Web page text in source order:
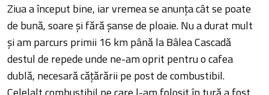
Ziua a început bine, iar vremea se anunța cât se poate
de bună, soare și fără șanse de ploaie. Nu a durat mult
și am parcurs primii 16 km până la Bâlea Cascadă
destul de repede unde ne-am oprit pentru o cafea
dublă, necesară cățărării pe post de combustibil.